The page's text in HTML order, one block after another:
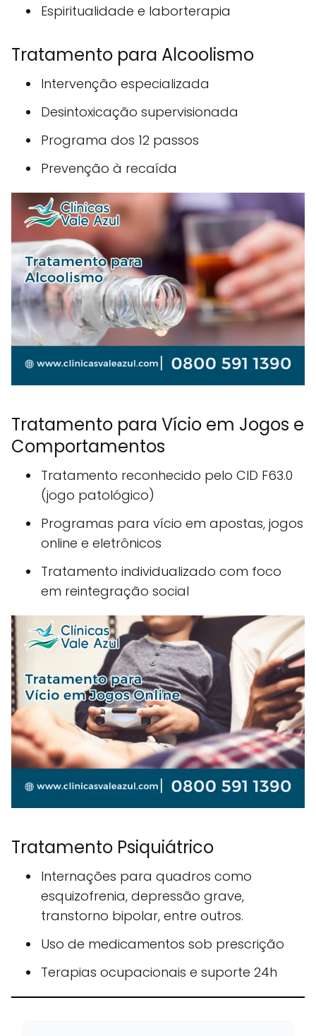
Espiritualidade e laborterapia
Tratamento para Alcoolismo
Intervenção especializada
Desintoxicação supervisionada
Programa dos 12 passos
Prevenção à recaída
Tratamento para Vício em Jogos e
Comportamentos
Tratamento reconhecido pelo CID F63.0
(jogo patológico)
Programas para vício em apostas, jogos
online e eletrônicos
Tratamento individualizado com foco
em reintegração social
Tratamento Psiquiátrico
Internações para quadros como
esquizofrenia, depressão grave,
transtorno bipolar, entre outros.
Uso de medicamentos sob prescrição
Terapias ocupacionais e suporte 24h